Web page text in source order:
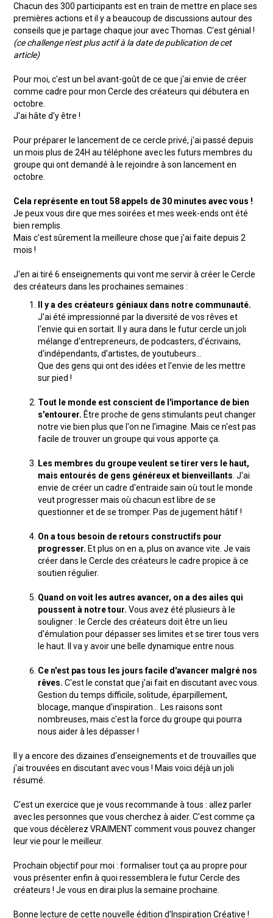
Chacun des 300 participants est en train de mettre en place ses
premières actions et il y a beaucoup de discussions autour des
conseils que je partage chaque jour avec Thomas. C'est génial !
(ce challenge n'est plus actif à la date de publication de cet
article)
Pour moi, c'est un bel avant-goût de ce que j'ai envie de créer
comme cadre pour mon Cercle des créateurs qui débutera en
octobre.
J'ai hâte d'y être !
Pour préparer le lancement de ce cercle privé, j'ai passé depuis
un mois plus de 24H au téléphone avec les futurs membres du
groupe qui ont demandé à le rejoindre à son lancement en
octobre.
Cela représente en tout 58 appels de 30 minutes avec vous !
Je peux vous dire que mes soirées et mes week-ends ont été
bien remplis.
Mais c'est sûrement la meilleure chose que j'ai faite depuis 2
mois !
J'en ai tiré 6 enseignements qui vont me servir à créer le Cercle
des créateurs dans les prochaines semaines :
Il y a des créateurs géniaux dans notre communauté.
J'ai été impressionné par la diversité de vos rêves et
l'envie qui en sortait. Il y aura dans le futur cercle un joli
mélange d'entrepreneurs, de podcasters, d'écrivains,
d'indépendants, d'artistes, de youtubeurs...
Que des gens qui ont des idées et l'envie de les mettre
sur pied !
Tout le monde est conscient de l'importance de bien
s'entourer. Être proche de gens stimulants peut changer
notre vie bien plus que l'on ne l'imagine. Mais ce n'est pas
facile de trouver un groupe qui vous apporte ça.
Les membres du groupe veulent se tirer vers le haut,
mais entourés de gens généreux et bienveillants . J'ai
envie de créer un cadre d'entraide sain où tout le monde
veut progresser mais où chacun est libre de se
questionner et de se tromper. Pas de jugement hâtif !
On a tous besoin de retours constructifs pour
progresser. Et plus on en a, plus on avance vite. Je vais
créer dans le Cercle des créateurs le cadre propice à ce
soutien régulier.
Quand on voit les autres avancer, on a des ailes qui
poussent à notre tour.Vous avez été plusieurs à le
souligner : le Cercle des créateurs doit être un lieu
d'émulation pour dépasser ses limites et se tirer tous vers
le haut. Il va y avoir une belle dynamique entre nous.
Ce n'est pas tous les jours facile d'avancer malgré nos
rêves. C'est le constat que j'ai fait en discutant avec vous.
Gestion du temps difficile, solitude, éparpillement,
blocage, manque d'inspiration... Les raisons sont
nombreuses, mais c'est la force du groupe qui pourra
nous aider à les dépasser !
Il y a encore des dizaines d'enseignements et de trouvailles que
j'ai trouvées en discutant avec vous ! Mais voici déjà un joli
résumé.
C'est un exercice que je vous recommande à tous : allez parler
avec les personnes que vous cherchez à aider. C'est comme ça
que vous décèlerez VRAIMENT comment vous pouvez changer
leur vie pour le meilleur.
Prochain objectif pour moi : formaliser tout ça au propre pour
vous présenter enfin à quoi ressemblera le futur Cercle des
créateurs ! Je vous en dirai plus la semaine prochaine.
Bonne lecture de cette nouvelle édition d'Inspiration Créative !